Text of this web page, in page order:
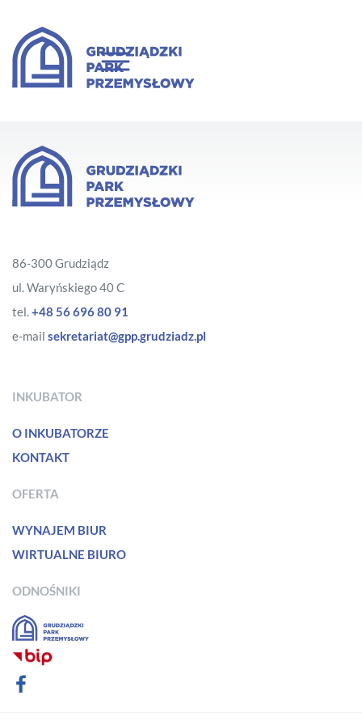
86-300 Grudziądz
ul. Waryńskiego 40 C
tel.+48 56 696 80 91
e-mail sekretariat@gpp.grudziadz.pl
INKUBATOR
O INKUBATORZE
KONTAKT
OFERTA
WYNAJEM BIUR
WIRTUALNE BIURO
ODNOŚNIKI